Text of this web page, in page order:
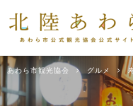
あわら市観光協会 グルメ